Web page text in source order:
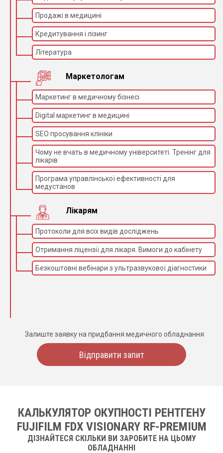
Продажі в медицині
Кредитування і лізинг
Література
Маркетологам
Маркетинг в медичному бізнесі
Digital маркетинг в медицині
SEO просування клініки
Чому не вчать в медичному університеті. Тренінг для
лікарів
Програма управлінської ефективності для
медустанов
Лікарям
Протоколи для всіх видів досліджень
Отримання ліцензії для лікаря. Вимоги до кабінету
Безкоштовні вебінари з ультразвукової діагностики
Залиште заявку на придбання медичного обладнання
Відправити запит
КАЛЬКУЛЯТОР ОКУПНОСТІ РЕНТГЕНУ
FUJIFILM FDX VISIONARY RF-PREMIUM
ДІЗНАЙТЕСЯ СКІЛЬКИ ВИ ЗАРОБИТЕ НА ЦЬОМУ
ОБЛАДНАННІ